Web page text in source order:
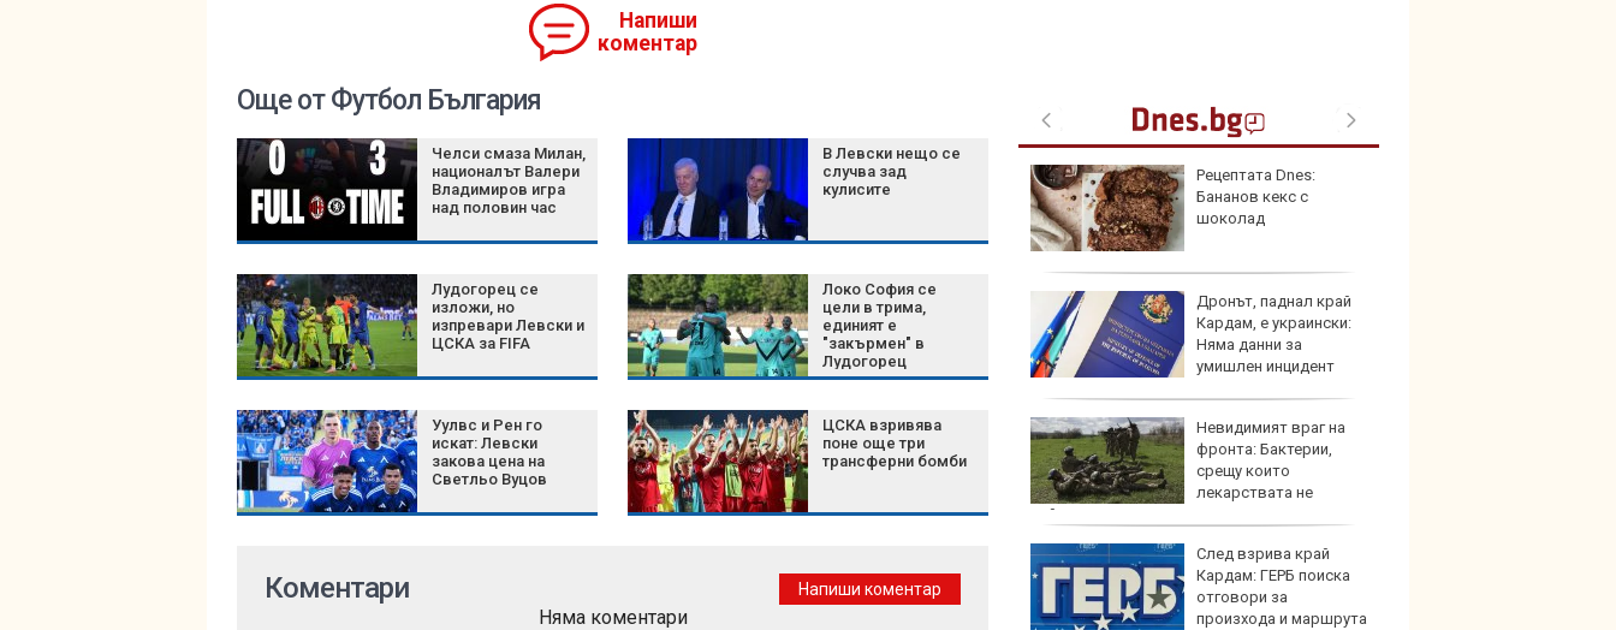
Напиши
коментар
Още от Футбол България
Челси смаза Милан,
националът Валери
Владимиров игра
над половин час
В Левски нещо се
случва зад
кулисите
Лудогорец се
изложи, но
изпревари Левски и
ЦСКА за FIFA
Локо София се
цели в трима,
единият е
"закърмен" в
Лудогорец
Уулвс и Рен го
искат: Левски
закова цена на
Светльо Вуцов
ЦСКА взривява
поне още три
трансферни бомби
МО: Дронът край
Кардам е украински,
преднамерен
Пожари горят край
Асеновград,
Бобошево и Хасково -
има засегнати къщи и
3 китайски зодии
привличат пари и
успех след 10 август
управлява с лакти,
докато гледа TikTok
Рецептата Dnes:
Бананов кекс с
шоколад
Дронът, паднал край
Кардам, е украински:
Няма данни за
умишлен инцидент
Невидимият враг на
фронта: Бактерии,
срещу които
лекарствата не
действат
След взрива край
Кардам: ГЕРБ поиска
отговори за
произхода и маршрута
Коментари Напиши коментар
Няма коментари